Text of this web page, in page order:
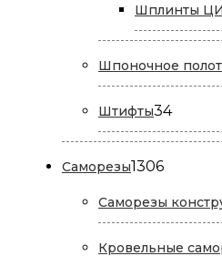
Шплинты
Шпоночное
Штифты3434
товара
Саморезы13061306
Саморезы
Кровельные